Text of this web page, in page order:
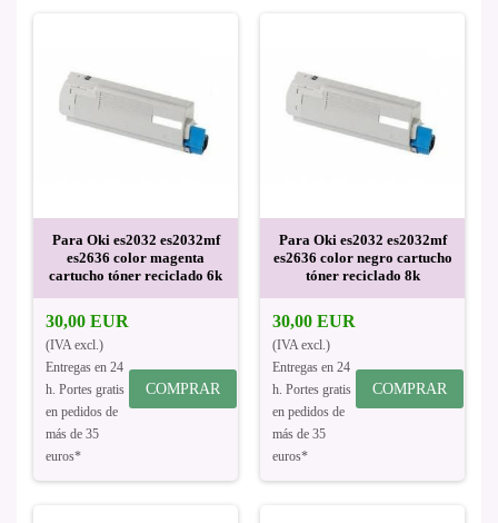
Para Oki es2032 es2032mf
es2636 color magenta
cartucho tóner reciclado 6k
30,00 EUR
(IVA excl.)
Entregas en 24
h. Portes gratis
en pedidos de
más de 35
euros*
COMPRAR
Para Oki es2032 es2032mf
es2636 color negro cartucho
tóner reciclado 8k
30,00 EUR
(IVA excl.)
Entregas en 24
h. Portes gratis
en pedidos de
más de 35
euros*
COMPRAR